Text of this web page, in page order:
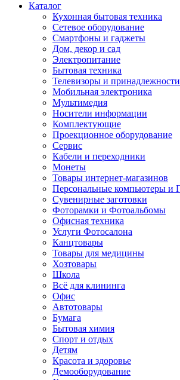
Каталог
Кухонная бытовая техника
Сетевое оборудование
Смартфоны и гаджеты
Дом, декор и сад
Электропитание
Бытовая техника
Телевизоры и принадлежности
Мобильная электроника
Мультимедия
Носители информации
Комплектующие
Проекционное оборудование
Сервис
Кабели и переходники
Монеты
Товары интернет-магазинов
Персональные компьютеры и
Сувенирные заготовки
Фоторамки и Фотоальбомы
Офисная техника
Услуги Фотосалона
Канцтовары
Товары для медицины
Хозтовары
Школа
Всё для клининга
Офис
Автотовары
Бумага
Бытовая химия
Спорт и отдых
Детям
Красота и здоровье
Демооборудование